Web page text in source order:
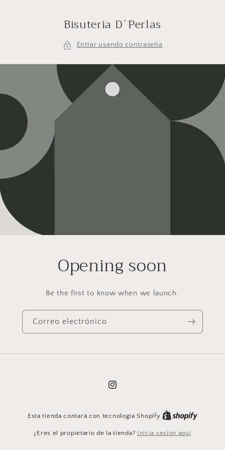
Bisuteria D´Perlas
Entrar usando contraseña
Opening soon
Be the first to know when we launch.
Correo electrónico
Instagram
Esta tienda contará con tecnología Shopify
¿Eres el propietario de la tienda? Inicia sesión aquí